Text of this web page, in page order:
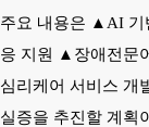
주요 내용은 ▲ AI 기
응 지원
▲ 장애전문
심리케어 서비스 개
실증을 추진할 계획